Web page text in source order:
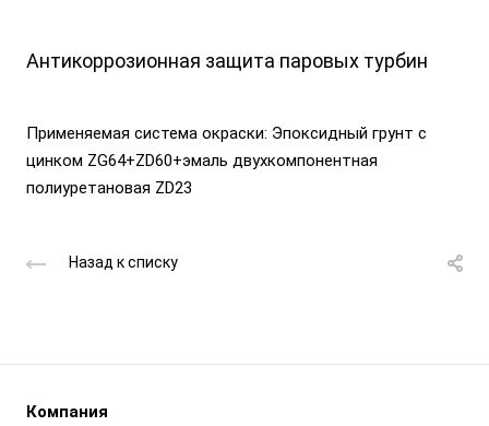
Антикоррозионная защита паровых турбин
Применяемая система окраски: Эпоксидный грунт с
цинком ZG64+ZD60+эмаль двухкомпонентная
полиуретановая ZD23
Назад к списку
Компания